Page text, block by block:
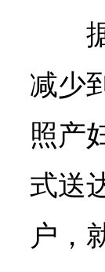
减少
照产
式送
户，